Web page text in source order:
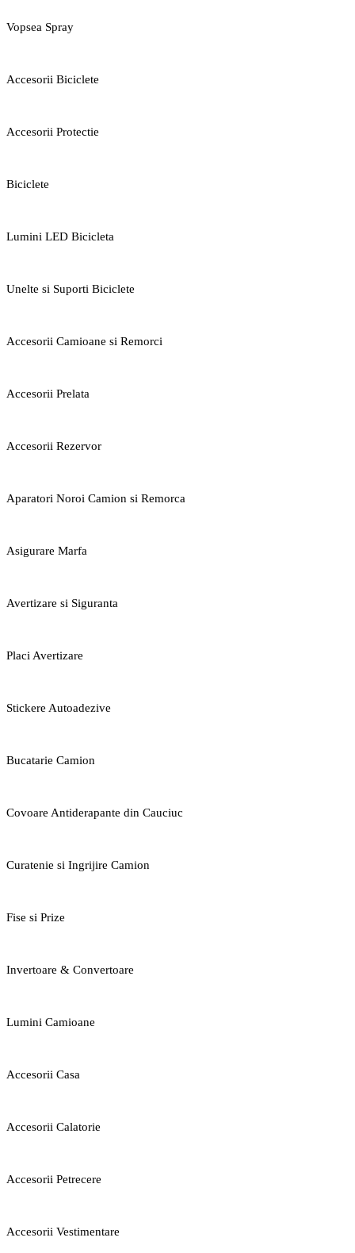
Vopsea Spray
Accesorii Biciclete
Accesorii Protectie
Biciclete
Lumini LED Bicicleta
Unelte si Suporti Biciclete
Accesorii Camioane si Remorci
Accesorii Prelata
Accesorii Rezervor
Aparatori Noroi Camion si Remorca
Asigurare Marfa
Avertizare si Siguranta
Placi Avertizare
Stickere Autoadezive
Bucatarie Camion
Covoare Antiderapante din Cauciuc
Curatenie si Ingrijire Camion
Fise si Prize
Invertoare & Convertoare
Lumini Camioane
Accesorii Casa
Accesorii Calatorie
Accesorii Petrecere
Accesorii Vestimentare